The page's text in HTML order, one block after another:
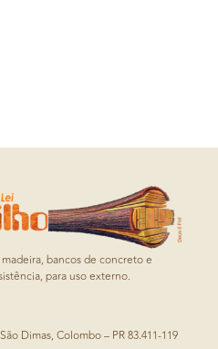
bancos de concreto e
para uso externo.
Dimas, Colombo – PR 83.411-119